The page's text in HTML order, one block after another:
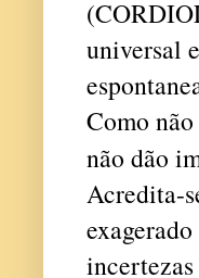
universal
Como
não dão
Acredita-